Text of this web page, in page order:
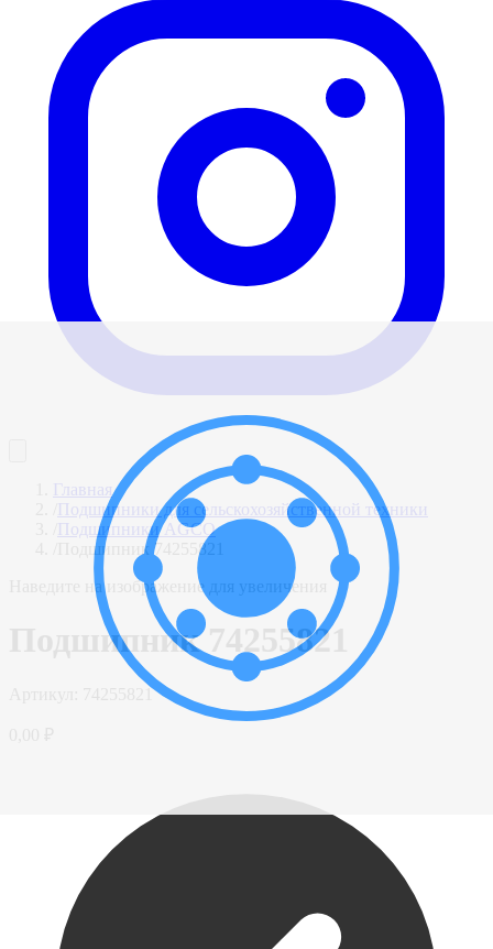
Главная
Подшипники для сельскохозяйственной техники
Подшипники AGCO
Подшипник 74255821
Наведите на изображение для увеличения
Подшипник 74255821
74255821